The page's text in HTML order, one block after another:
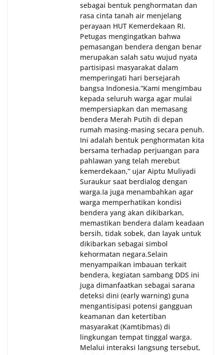
sebagai bentuk penghormatan dan
rasa cinta tanah air menjelang
perayaan HUT Kemerdekaan RI.
Petugas mengingatkan bahwa
pemasangan bendera dengan benar
merupakan salah satu wujud nyata
partisipasi masyarakat dalam
memperingati hari bersejarah
bangsa Indonesia.‎‎”Kami mengimbau
kepada seluruh warga agar mulai
mempersiapkan dan memasang
bendera Merah Putih di depan
rumah masing-masing secara penuh.
Ini adalah bentuk penghormatan kita
bersama terhadap perjuangan para
pahlawan yang telah merebut
kemerdekaan,” ujar Aiptu Muliyadi
Suraukur saat berdialog dengan
warga.‎‎Ia juga menambahkan agar
warga memperhatikan kondisi
bendera yang akan dikibarkan,
memastikan bendera dalam keadaan
bersih, tidak sobek, dan layak untuk
dikibarkan sebagai simbol
kehormatan negara.‎‎‎Selain
menyampaikan imbauan terkait
bendera, kegiatan sambang DDS ini
juga dimanfaatkan sebagai sarana
deteksi dini (early warning) guna
mengantisipasi potensi gangguan
keamanan dan ketertiban
masyarakat (Kamtibmas) di
lingkungan tempat tinggal warga.
Melalui interaksi langsung tersebut,